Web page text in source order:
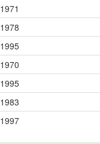
1971
1978
1995
1970
1995
1983
1997